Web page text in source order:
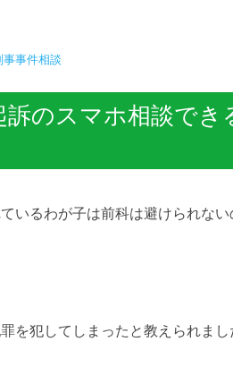
事事件相談
のスマホ相談でき
いるわが子は前科は避けられない
を犯してしまったと教えられまし